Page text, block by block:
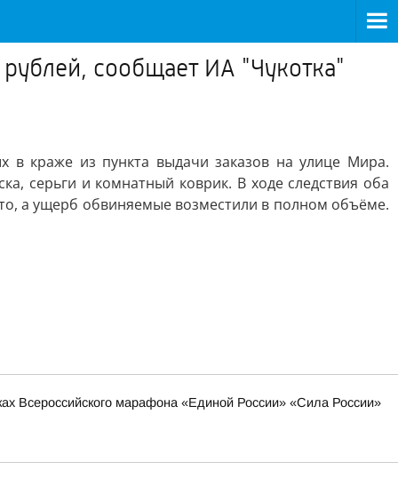
сообщает ИА "Чукотка"
в краже из пункта выдачи заказов на улице Мира.
серьги и комнатный коврик. В ходе следствия оба
а ущерб обвиняемые возместили в полном объёме.
Всероссийского марафона «Единой России» «Сила России»